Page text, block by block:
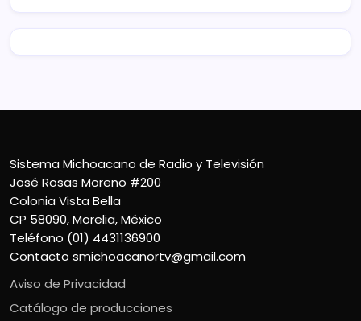
Sistema Michoacano de Radio y Televisión
José Rosas Moreno #200
Colonia Vista Bella
CP 58090, Morelia, México
Teléfono (01) 4431136900
Contacto smichoacanortv@gmail.com
Aviso de Privacidad
Catálogo de producciones